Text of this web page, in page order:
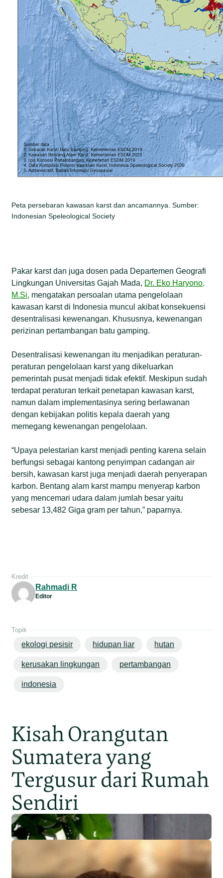
Peta persebaran kawasan karst dan ancamannya. Sumber:
Indonesian Speleological Society
Pakar karst dan juga dosen pada Departemen Geografi
Lingkungan Universitas Gajah Mada, Dr. Eko Haryono,
M.Si, mengatakan persoalan utama pengelolaan
kawasan karst di Indonesia muncul akibat konsekuensi
desentralisasi kewenangan. Khususnya, kewenangan
perizinan pertambangan batu gamping.
Desentralisasi kewenangan itu menjadikan peraturan-
peraturan pengelolaan karst yang dikeluarkan
pemerintah pusat menjadi tidak efektif. Meskipun sudah
terdapat peraturan terkait penetapan kawasan karst,
namun dalam implementasinya sering berlawanan
dengan kebijakan politis kepala daerah yang
memegang kewenangan pengelolaan.
“Upaya pelestarian karst menjadi penting karena selain
berfungsi sebagai kantong penyimpan cadangan air
bersih, kawasan karst juga menjadi daerah penyerapan
karbon. Bentang alam karst mampu menyerap karbon
yang mencemari udara dalam jumlah besar yaitu
sebesar 13,482 Giga gram per tahun,” paparnya.
Kredit
Rahmadi R
Editor
Topik
ekologi pesisir hidupan liar hutan
kerusakan lingkungan pertambangan
indonesia
Kisah Orangutan
Sumatera yang
Tergusur dari Rumah
Sendiri